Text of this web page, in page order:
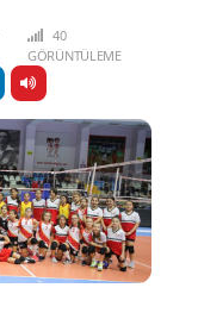
40
GÖRÜNTÜLEME